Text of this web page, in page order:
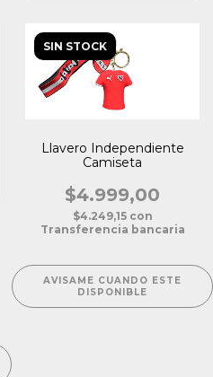
SIN STOCK
Llavero Independiente
Camiseta
$4.999,00
$4.249,15 con
Transferencia bancaria
AVISAME CUANDO ESTE
DISPONIBLE